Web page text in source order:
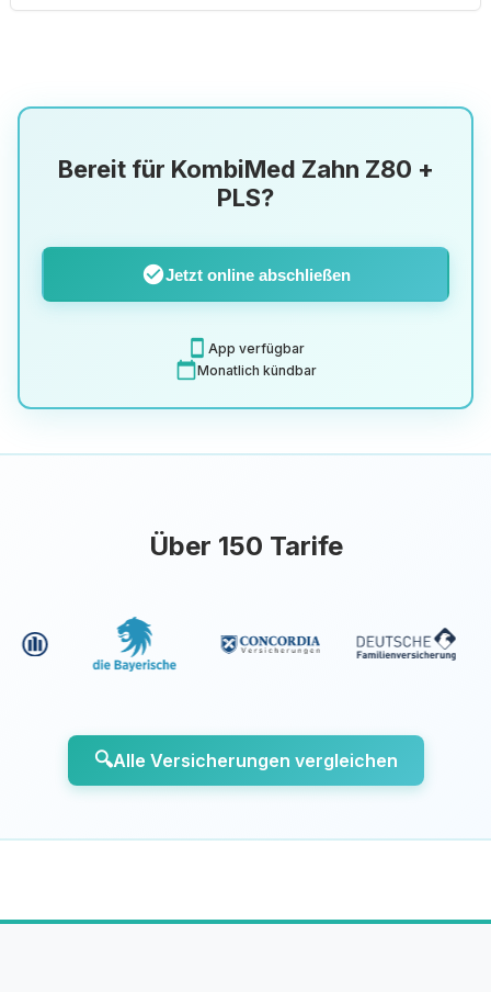
Bereit für KombiMed Zahn Z80 +
PLS?
check_circleJetzt online abschließen
smartphone App verfügbar
calendar_todayMonatlich kündbar
Über 150 Tarife
🔍Alle Versicherungen vergleichen